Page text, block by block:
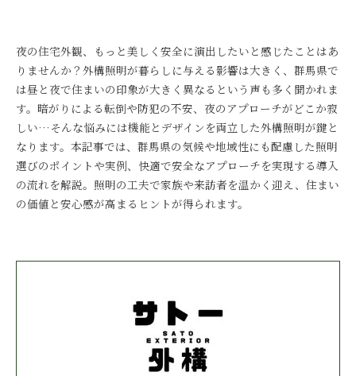
夜の住宅外観、もっと美しく安全に演出したいと感じたことはあ
りませんか？外構照明が暮らしに与える影響は大きく、群馬県で
は昼と夜で住まいの印象が大きく異なるという声も多く聞かれま
す。暗がりによる転倒や防犯の不安、夜のアプローチがどこか寂
しい…そんな悩みには機能とデザインを両立した外構照明が鍵と
なります。本記事では、群馬県の気候や地域性にも配慮した照明
選びのポイントや実例、快適で安全なアプローチを実現する導入
の流れを解説。照明の工夫で家族や来訪者を温かく迎え、住まい
の価値と安心感が高まるヒントが得られます。